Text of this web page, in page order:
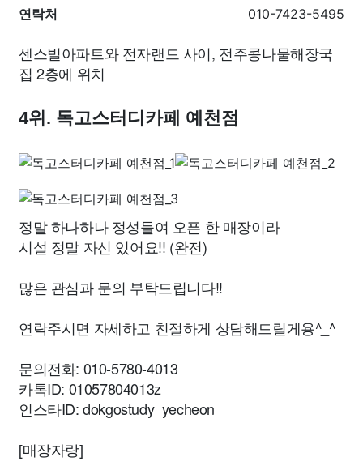
연락처 010-7423-5495
센스빌아파트와 전자랜드 사이, 전주콩나물해장국
집 2층에 위치
4위. 독고스터디카페 예천점
정말 하나하나 정성들여 오픈 한 매장이라
시설 정말 자신 있어요!! (완전)
많은 관심과 문의 부탁드립니다!!
연락주시면 자세하고 친절하게 상담해드릴게용^_^
문의전화: 010-5780-4013
카톡ID: 01057804013z
인스타ID: dokgostudy_yecheon
[매장자랑]